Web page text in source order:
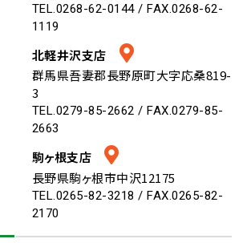
TEL.0268-62-0144 / FAX.0268-62-
1119
北軽井沢支店
群馬県吾妻郡長野原町大字応桑819-
3
TEL.0279-85-2662 / FAX.0279-85-
2663
駒ヶ根支店
長野県駒ヶ根市中沢12175
TEL.0265-82-3218 / FAX.0265-82-
2170